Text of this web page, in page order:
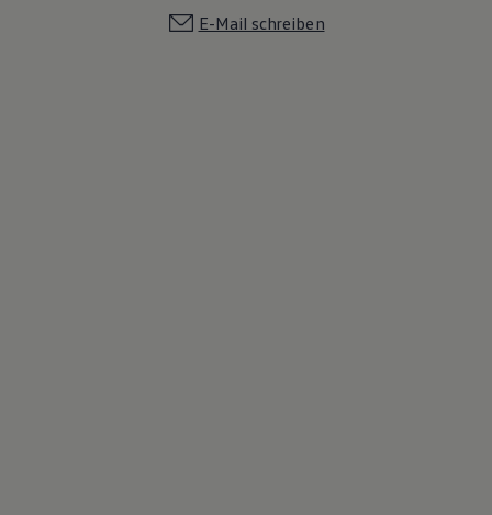
E-Mail schreiben